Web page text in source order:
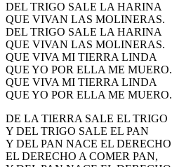
DEL TRIGO SALE LA HARINA
QUE VIVAN LAS MOLINERAS.
DEL TRIGO SALE LA HARINA
QUE VIVAN LAS MOLINERAS.
QUE VIVA MI TIERRA LINDA
QUE YO POR ELLA ME MUERO.
QUE VIVA MI TIERRA LINDA
QUE YO POR ELLA ME MUERO.
DE LA TIERRA SALE EL TRIGO
Y DEL TRIGO SALE EL PAN
Y DEL PAN NACE EL DERECHO
EL DERECHO A COMER PAN,